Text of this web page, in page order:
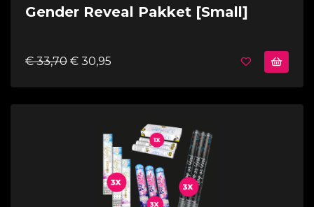
Gender Reveal Pakket [Small]
€ 33,70 € 30,95